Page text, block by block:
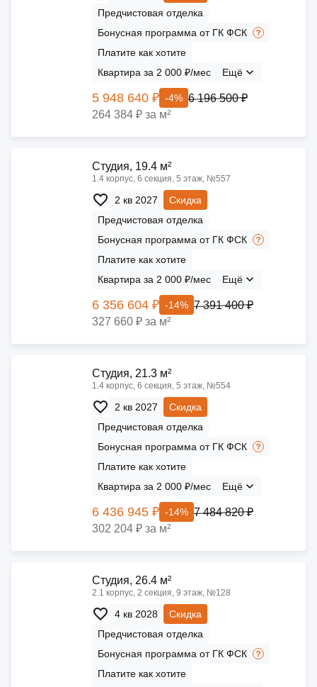
Предчистовая отделка
Бонусная программа от ГК ФСК
Платите как хотите
Квартира за 2 000 ₽/мес
Ещё
5 948 640 ₽ -4% 6 196 500 ₽
264 384 ₽ за м²
Cтудия, 19.4 м²
1.4 корпус, 6 секция, 5 этаж, №557
2 кв 2027
Скидка
Предчистовая отделка
Бонусная программа от ГК ФСК
Платите как хотите
Квартира за 2 000 ₽/мес
Ещё
6 356 604 ₽ -14% 7 391 400 ₽
327 660 ₽ за м²
Cтудия, 21.3 м²
1.4 корпус, 6 секция, 5 этаж, №554
2 кв 2027
Скидка
Предчистовая отделка
Бонусная программа от ГК ФСК
Платите как хотите
Квартира за 2 000 ₽/мес
Ещё
6 436 945 ₽ -14% 7 484 820 ₽
302 204 ₽ за м²
Cтудия, 26.4 м²
2.1 корпус, 2 секция, 9 этаж, №128
4 кв 2028
Скидка
Предчистовая отделка
Бонусная программа от ГК ФСК
Платите как хотите